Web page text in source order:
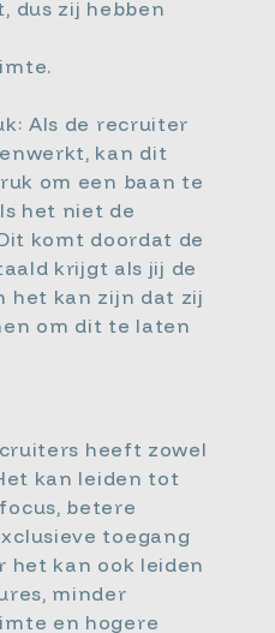
dus zij hebben
Als de recruiter
kan dit
om een baan te
het niet de
komt doordat de
krijgt als jij de
het kan zijn dat zij
om dit te laten
heeft zowel
kan leiden tot
betere
toegang
het kan ook leiden
minder
en hogere